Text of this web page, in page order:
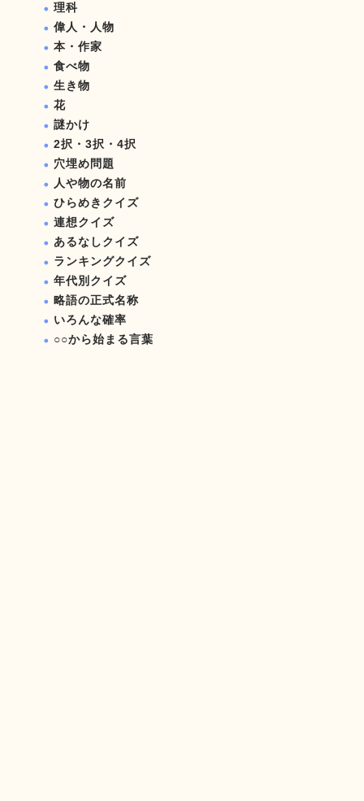
理科
偉人・人物
本・作家
食べ物
生き物
花
謎かけ
2択・3択・4択
穴埋め問題
人や物の名前
ひらめきクイズ
連想クイズ
あるなしクイズ
ランキングクイズ
年代別クイズ
略語の正式名称
いろんな確率
○○から始まる言葉